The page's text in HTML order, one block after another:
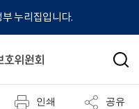
누리집입니다.
검
인쇄 공유